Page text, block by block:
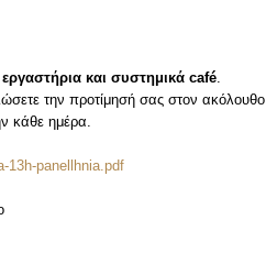
και συστημικά café.
την προτίμησή σας στον ακόλουθο
κάθε ημέρα.
13h-panellhnia.pdf